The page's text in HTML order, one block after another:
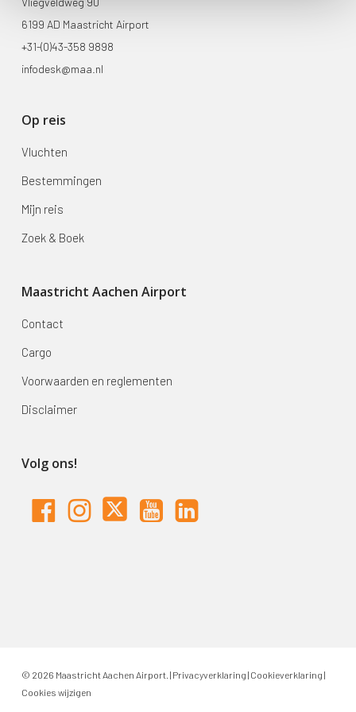
6199 AD Maastricht Airport
+31-(0)43-358 9898
infodesk@maa.nl
Op reis
Vluchten
Bestemmingen
Mijn reis
Zoek & Boek
Maastricht Aachen Airport
Contact
Cargo
Voorwaarden en reglementen
Disclaimer
Volg ons!
© 2026 Maastricht Aachen Airport. |Privacyverklaring | Cookieverklaring |
Cookies wijzigen